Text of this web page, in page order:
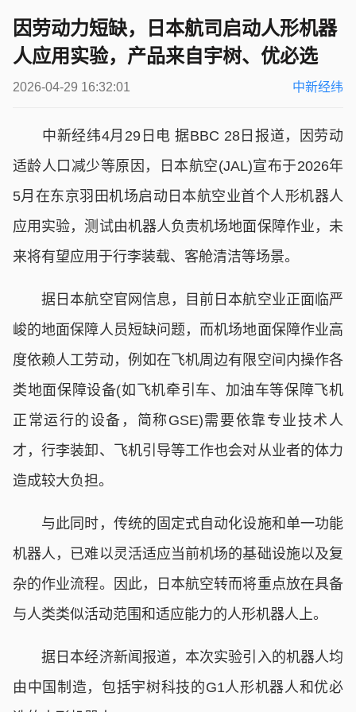
因劳动力短缺，日本航司启动人形机器
人应用实验，产品来自宇树、优必选
2026-04-29 16:32:01 中新经纬
中新经纬4月29日电 据BBC 28日报道，因劳动
适龄人口减少等原因，日本航空(JAL)宣布于2026年
5月在东京羽田机场启动日本航空业首个人形机器人
应用实验，测试由机器人负责机场地面保障作业，未
来将有望应用于行李装载、客舱清洁等场景。
据日本航空官网信息，目前日本航空业正面临严
峻的地面保障人员短缺问题，而机场地面保障作业高
度依赖人工劳动，例如在飞机周边有限空间内操作各
类地面保障设备(如飞机牵引车、加油车等保障飞机
正常运行的设备，简称GSE)需要依靠专业技术人
才，行李装卸、飞机引导等工作也会对从业者的体力
造成较大负担。
与此同时，传统的固定式自动化设施和单一功能
机器人，已难以灵活适应当前机场的基础设施以及复
杂的作业流程。因此，日本航空转而将重点放在具备
与人类类似活动范围和适应能力的人形机器人上。
据日本经济新闻报道，本次实验引入的机器人均
由中国制造，包括宇树科技的G1人形机器人和优必